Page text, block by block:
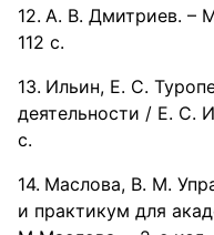
А. В. Дмитриев. –
112 с.
Ильин, Е. С.
деятельности / Е. С.
с.
Маслова, В. М.
и практикум для